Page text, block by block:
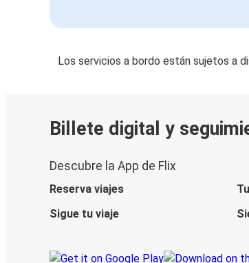
Los servicios a bordo están sujetos a
Billete digital y
Descubre la App de Flix
Reserva viajes
Sigue tu viaje